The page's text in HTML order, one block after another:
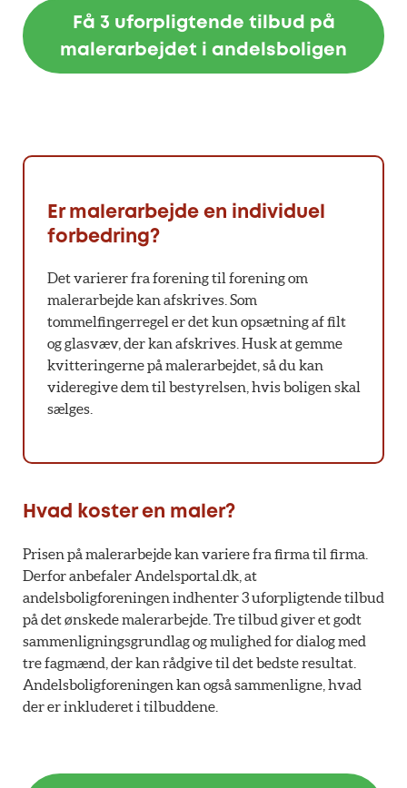
Få 3 uforpligtende tilbud på
malerarbejdet i andelsboligen
Er malerarbejde en individuel
forbedring?
Det varierer fra forening til forening om
malerarbejde kan afskrives. Som
tommelfingerregel er det kun opsætning af filt
og glasvæv, der kan afskrives. Husk at gemme
kvitteringerne på malerarbejdet, så du kan
videregive dem til bestyrelsen, hvis boligen skal
sælges.
Hvad koster en maler?
Prisen på malerarbejde kan variere fra firma til firma.
Derfor anbefaler Andelsportal.dk, at
andelsboligforeningen indhenter 3 uforpligtende tilbud
på det ønskede malerarbejde. Tre tilbud giver et godt
sammenligningsgrundlag og mulighed for dialog med
tre fagmænd, der kan rådgive til det bedste resultat.
Andelsboligforeningen kan også sammenligne, hvad
der er inkluderet i tilbuddene.